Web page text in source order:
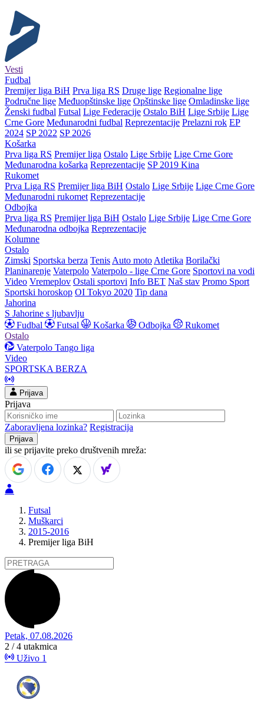
Vesti
Fudbal
Premijer liga BiH Prva liga RS Druge lige Regionalne lige
Područne lige Međuopštinske lige Opštinske lige Omladinske lige
Ženski fudbal Futsal Lige Federacije Ostalo BiH Lige Srbije Lige
Crne Gore Međunarodni fudbal Reprezentacije Prelazni rok EP
2024 SP 2022 SP 2026
Košarka
Prva liga RS Premijer liga Ostalo Lige Srbije Lige Crne Gore
Međunarodna košarka Reprezentacije SP 2019 Kina
Rukomet
Prva Liga RS Premijer liga BiH Ostalo Lige Srbije Lige Crne Gore
Međunarodni rukomet Reprezentacije
Odbojka
Prva liga RS Premijer liga BiH Ostalo Lige Srbije Lige Crne Gore
Međunarodna odbojka Reprezentacije
Kolumne
Ostalo
Zimski Sportska berza Tenis Auto moto Atletika Borilački
Planinarenje Vaterpolo Vaterpolo - lige Crne Gore Sportovi na vodi
Video Vremeplov Ostali sportovi Info BET Naš stav Promo Sport
Sportski horoskop OI Tokyo 2020 Tip dana
Jahorina
S Jahorine s ljubavlju
Fudbal
Futsal Košarka Odbojka
Rukomet
Ostalo
Vaterpolo Tango liga
Video
SPORTSKA BERZA
Prijava
Prijava
Zaboravljena lozinka? Registracija
ili se prijavite preko društvenih mreža:
Futsal
Muškarci
2015-2016
Premijer liga BiH
Petak, 07.08.2026
2 / 4 utakmica
Uživo 1